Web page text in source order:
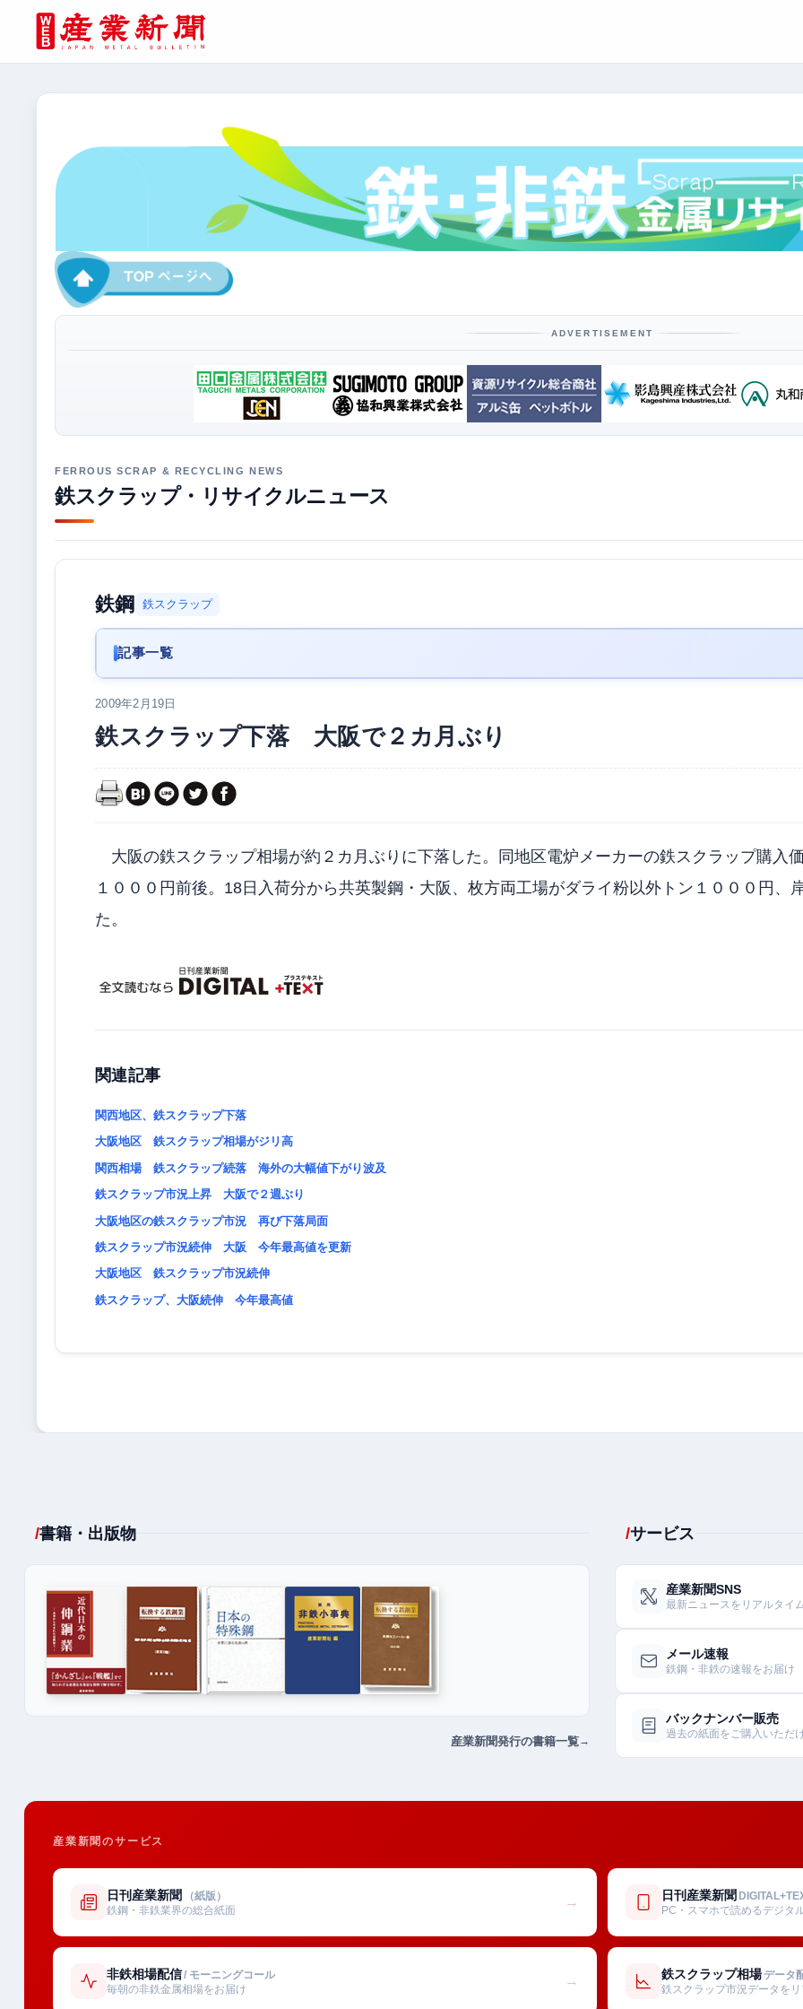
ADVERTISEMENT
鉄スクラップ・リサイクルニュース
鉄鋼 鉄スクラップ
記事一覧
2009年2月19日
鉄スクラップ下落 大阪で２カ月ぶり
大阪の鉄スクラップ相場が約２カ月ぶりに下落した。同地区電炉メーカーの鉄スクラップ購入
１０００円前後。18日入荷分から共英製鋼・大阪、枚方両工場がダライ粉以外トン１０００円、
た。
関連記事
関西地区、鉄スクラップ下落
大阪地区 鉄スクラップ相場がジリ高
関西相場 鉄スクラップ続落 海外の大幅値下がり波及
鉄スクラップ市況上昇 大阪で２週ぶり
大阪地区の鉄スクラップ市況 再び下落局面
鉄スクラップ市況続伸 大阪 今年最高値を更新
大阪地区 鉄スクラップ市況続伸
鉄スクラップ、大阪続伸 今年最高値
書籍・出版物
産業新聞発行の書籍一覧
サービス
産業新聞SNS
最新ニュースをリアルタイ
メール速報
鉄鋼・非鉄の速報をお届け
バックナンバー販売
過去の紙面をご購入いただ
産業新聞のサービス
日刊産業新聞 （紙版）
鉄鋼・非鉄業界の総合紙面
→ 日刊産業新聞
PC・スマホで読めるデジタ
非鉄相場配信/ モーニングコール
毎朝の非鉄金属相場をお届け
→ 鉄スクラップ相場 データ
鉄スクラップ市況データを